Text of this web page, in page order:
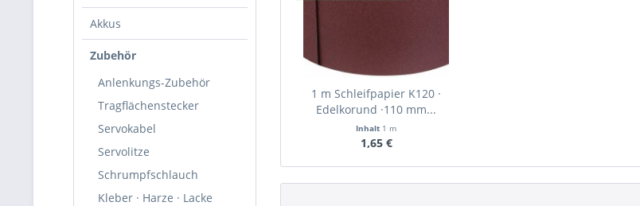
Akkus
Zubehör
Anlenkungs-Zubehör
Tragflächenstecker
Servokabel
Servolitze
Schrumpfschlauch
Kleber · Harze · Lacke
1 m Schleifpapier K120 ·
Edelkorund ·110 mm...
Inhalt 1 m
1,65 €